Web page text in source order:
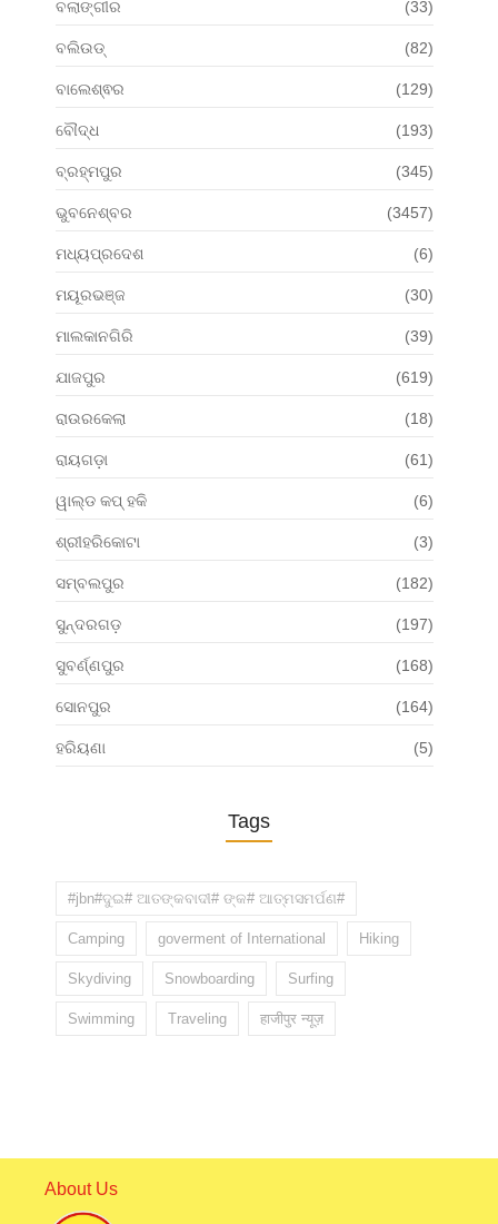
ବଲାଙ୍ଗୀର (33)
ବଲିଉଡ୍ (82)
ବାଲେଶ୍ଵର (129)
ବୌଦ୍ଧ (193)
ବ୍ରହ୍ମପୁର (345)
ଭୁବନେଶ୍ବର (3457)
ମଧ୍ୟପ୍ରଦେଶ (6)
ମୟୂରଭଞ୍ଜ (30)
ମାଲକାନଗିରି (39)
ଯାଜପୁର (619)
ରାଉରକେଲା (18)
ରାୟଗଡ଼ା (61)
ୱାଲ୍ଡ କପ୍ ହକି (6)
ଶ୍ରୀହରିକୋଟା (3)
ସମ୍ବଲପୁର (182)
ସୁନ୍ଦରଗଡ଼ (197)
ସୁବର୍ଣ୍ଣପୁର (168)
ସୋନପୁର (164)
ହରିୟଣା (5)
Tags
#jbn#ଦୁଇ# ଆତଙ୍କବାଦୀ# ଙ୍କ# ଆତ୍ମସମର୍ପଣ#
Camping goverment of International Hiking
Skydiving Snowboarding Surfing
Swimming Traveling हाजीपुर न्यूज़
About Us